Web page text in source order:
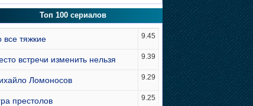
Топ 100 сериалов
все тяжкие 9.45
встречи изменить нельзя 9.39
Ломоносов 9.29
престолов 9.25